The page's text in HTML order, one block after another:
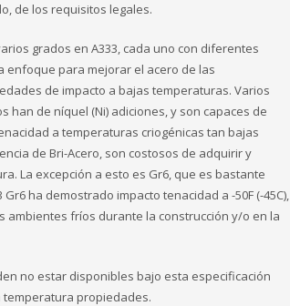
de los requisitos legales.
grados en A333, cada uno con diferentes
enfoque para mejorar el acero de las
de impacto a bajas temperaturas. Varios
han de níquel (Ni) adiciones, y son capaces de
a temperaturas criogénicas tan bajas
de Bri-Acero, son costosos de adquirir y
La excepción a esto es Gr6, que es bastante
ha demostrado impacto tenacidad a -50F (-45C),
fríos durante la construcción y/o en la
no estar disponibles bajo esta especificación
propiedades.